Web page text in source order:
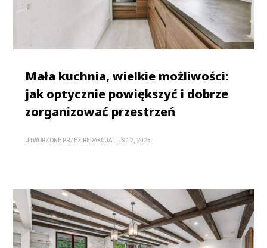
Mała kuchnia, wielkie możliwości:
jak optycznie powiększyć i dobrze
zorganizować przestrzeń
UTWORZONE PRZEZ REDAKCJA LIS 12, 2025